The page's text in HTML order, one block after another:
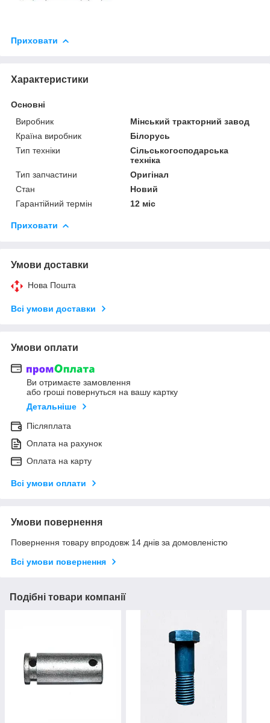
Приховати
Характеристики
Основні
Виробник
Мінський тракторний завод
Країна виробник
Білорусь
Тип техніки
Сільськогосподарська
техніка
Тип запчастини
Оригінал
Стан
Новий
Гарантійний термін
12 міс
Приховати
Умови доставки
Нова Пошта
Всі умови доставки
Умови оплати
Ви отримаєте замовлення
або гроші повернуться на вашу картку
Детальніше
Післяплата
Оплата на рахунок
Оплата на карту
Всі умови оплати
Умови повернення
Повернення товару впродовж 14 днів за домовленістю
Всі умови повернення
Подібні товари компанії